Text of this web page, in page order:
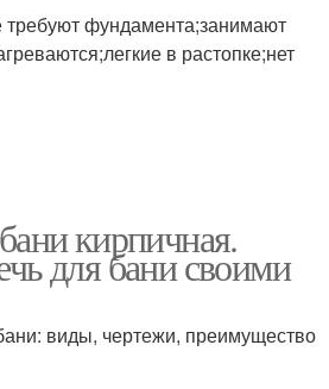
требуют фундамента;занимают
в растопке;нет
кирпичная.
для бани своими
виды, чертежи, преимущество